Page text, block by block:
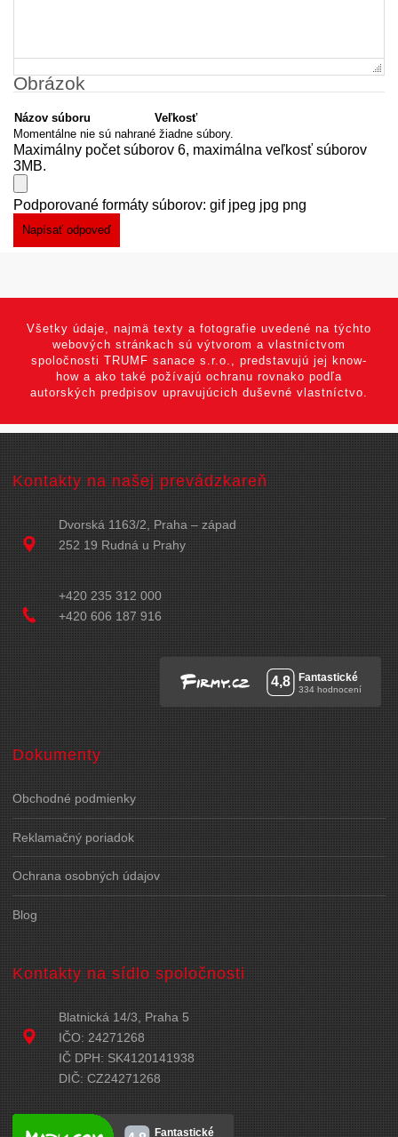
Obrázok
Názov súboru
Veľkosť
Momentálne nie sú nahrané žiadne súbory.
Maximálny počet súborov 6, maximálna veľkosť súborov
3MB.
Podporované formáty súborov: gif jpeg jpg png
Všetky údaje, najmä texty a fotografie uvedené na týchto
webových stránkach sú výtvorom a vlastníctvom
spoločnosti TRUMF sanace s.r.o., predstavujú jej know-
how a ako také požívajú ochranu rovnako podľa
autorských predpisov upravujúcich duševné vlastníctvo.
Kontakty na našej prevádzkareň
Dvorská 1163/2, Praha – západ
252 19 Rudná u Prahy
+420 235 312 000
+420 606 187 916
Dokumenty
Obchodné podmienky
Reklamačný poriadok
Ochrana osobných údajov
Blog
Kontakty na sídlo spoločnosti
Blatnická 14/3, Praha 5
IČO: 24271268
IČ DPH: SK4120141938
DIČ: CZ24271268